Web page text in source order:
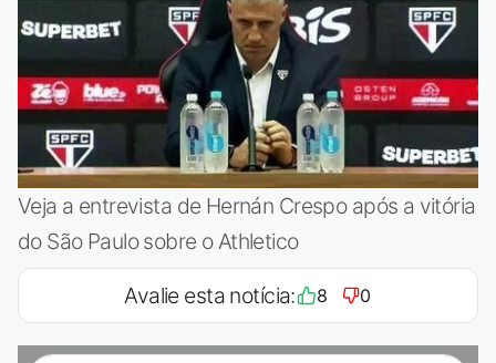
Veja a entrevista de Hernán Crespo após a vitória
do São Paulo sobre o Athletico
Avalie esta notícia: 8 0